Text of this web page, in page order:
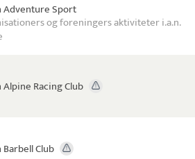
Adventure Sport
og foreningers aktiviteter i.a.n.
Racing Club
Club